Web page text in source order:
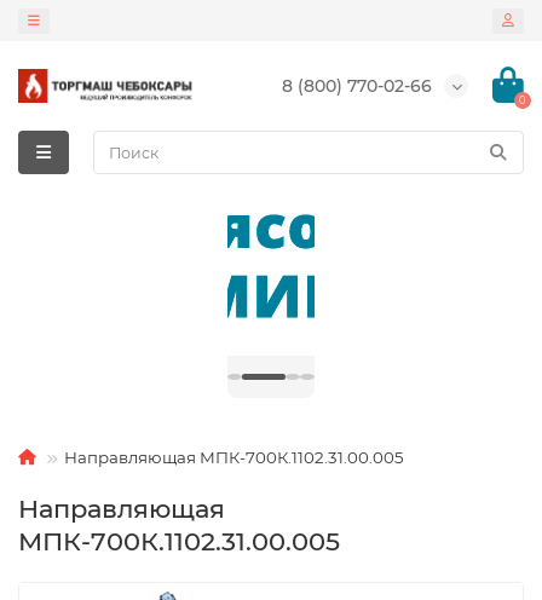
8 (800) 770-02-66
0
Направляющая МПК-700К.1102.31.00.005
Направляющая
МПК-700К.1102.31.00.005